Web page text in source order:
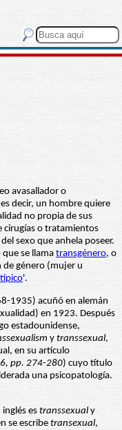
avasallador o
decir, un hombre quiere
no propia de sus
cirugías o tratamientos
sexo que anhela poseer.
se llama transgénero, o
de género (mujer u
'.
1935) acuñó en alemán
en 1923. Después
estadounidense,
y transsexual,
en su artículo
pp. 274-280) cuyo título
una psicopatología.
es transsexual y
se escribetransexual,